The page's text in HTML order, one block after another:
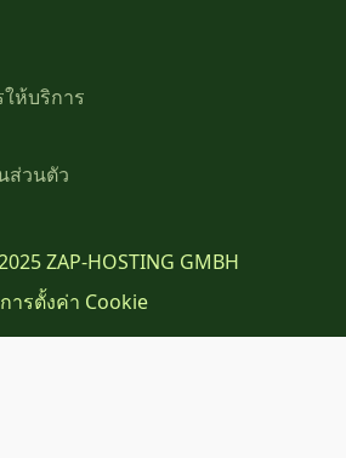
ห้บริการ
ส่วนตัว
ZAP-HOSTING GMBH
การตั้งค่า Cookie